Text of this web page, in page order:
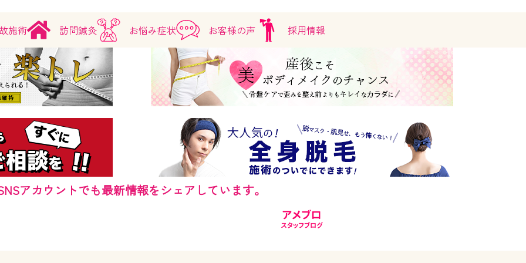
施術 訪問鍼灸 お悩み症状 お客様の声 採用情報
アカウントでも最新情報をシェアしています。